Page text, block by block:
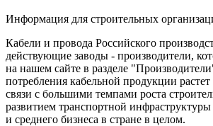
Информация для строительных
Кабели и провода Российского
действующие заводы - производители,
на нашем сайте в разделе
потребления кабельной продукции
связи с большими темпами роста
развитием транспортной
и среднего бизнеса в стране в целом.